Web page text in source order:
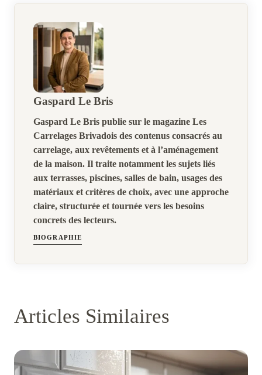
Gaspard Le Bris
Gaspard Le Bris publie sur le magazine Les
Carrelages Brivadois des contenus consacrés au
carrelage, aux revêtements et à l’aménagement
de la maison. Il traite notamment les sujets liés
aux terrasses, piscines, salles de bain, usages des
matériaux et critères de choix, avec une approche
claire, structurée et tournée vers les besoins
concrets des lecteurs.
BIOGRAPHIE
Articles Similaires